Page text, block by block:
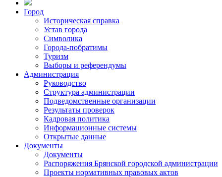
Город
Историческая справка
Устав города
Символика
Города-побратимы
Туризм
Выборы и референдумы
Администрация
Руководство
Структура администрации
Подведомственные организации
Результаты проверок
Кадровая политика
Информационные системы
Открытые данные
Документы
Документы
Распоряжения Брянской городской администрации
Проекты нормативных правовых актов